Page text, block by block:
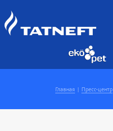
Главная Пресс-центр